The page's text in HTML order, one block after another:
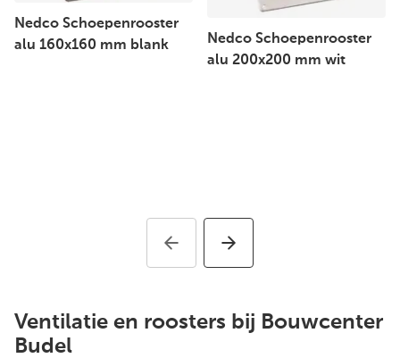
Nedco Schoepenrooster
alu 160x160 mm blank
Nedco Schoepenrooster
alu 200x200 mm wit
Ventilatie en roosters bij Bouwcenter
Budel